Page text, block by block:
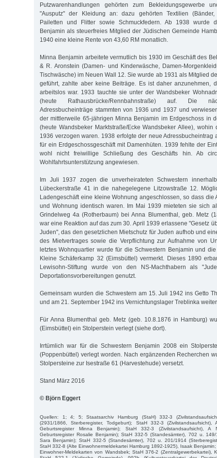
Putzwarenhandlungen gehörten zum Bekleidungsgewerbe
"Ausputz" der Kleidung an: dazu gehörten Textilien (Bänder,
Pailetten und Flitter sowie Schmuckfedern. Ab 1938 wurde
Benjamin als steuerfreies Mitglied der Jüdischen Gemeinde
1940 eine kleine Rente von 43,60 RM monatlich.
Minna Benjamin arbeitete vermutlich bis 1930 im Geschäft des
& R. Aronstein (Damen- und Kinderwäsche, Damen-
Tischwäsche) im Neuen Wall 12. Sie wurde ab 1931 als Mitglied
geführt, zahlte aber keine Beiträge. Es ist daher anzunehmen,
arbeitslos war. 1933 tauchte sie unter der Wandsbeker
(heute Rathausbrücke/Rennbahnstraße) auf. Die
Adressbucheinträge stammten von 1936 und 1937 und
der mittlerweile 65-jährigen Minna Benjamin im Erdgeschoss in
(heute Wandsbeker Marktstraße/Ecke Wandsbeker Allee),
1936 verzogen waren. 1938 erfolgte der neue Adressbucheintrag
für ein Erdgeschossgeschäft mit Damenhüten. 1939 fehlte der
wohl nicht freiwillige Schließung des Geschäfts hin. Ab
Wohlfahrtsunterstützung angewiesen.
Im Juli 1937 zogen die unverheirateten Schwestern
Lübeckerstraße 41 in die nahegelegene Litzowstraße 12.
Ladengeschäft eine kleine Wohnung angeschlossen, so dass die
und Wohnung identisch waren. Im Mai 1939 mieteten sie sich
Grindelweg 4a (Rotherbaum) bei Anna Blumenthal, geb. Metz
war eine Reaktion auf das zum 30. April 1939 erlassene "Gesetz
Juden", das den gesetzlichen Mietschutz für Juden aufhob und
des Mietvertrages sowie die Verpflichtung zur Aufnahme von
letztes Wohnquartier wurde für die Schwestern Benjamin und
Kleine Schäferkamp 32 (Eimsbüttel) vermerkt. Dieses 1890
Lewisohn-Stiftung wurde von den NS-Machthabern als
Deportationsvorbereitungen genutzt.
Gemeinsam wurden die Schwestern am 15. Juli 1942 ins Getto
und am 21. September 1942 ins Vernichtungslager Treblinka
Für Anna Blumenthal geb. Metz (geb. 10.8.1876 in Hamburg)
(Eimsbüttel) ein Stolperstein verlegt (siehe dort).
Irrtümlich war für die Schwestern Benjamin 2008 ein
(Poppenbüttel) verlegt worden. Nach ergänzenden Recherchen
Stolpersteine zur Isestraße 61 (Harvestehude) versetzt.
Stand März 2016
© Björn Eggert
Quellen: 1; 4; 5; Staatsarchiv Hamburg (StaH) 332-3
(2931/1866, Sterberegister, Todgeburt); StaH 332-3
Geburtsregister Minna Benjamin); StaH 332-3 (Zivilstandsaufsicht),
Geburtsregister Rosalie Benjamin); StaH 332-5 (Standesämter), 702 u.
Sara Benjamin); StaH 332-5 (Standesämter), 702 u. 201/1914
StaH 332-8 (Alte Einwohnermeldekartei Hamburg 1892-1925), Isaak
Einwohner-Meldekarten von Wandsbek; StaH 376-2 (Zentralgewerbekartei),